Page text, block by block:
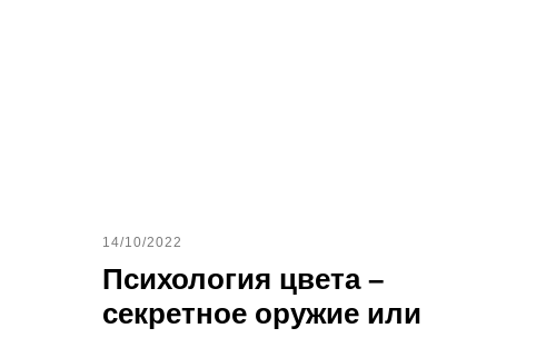
14/10/2022
Психология цвета –
секретное оружие или